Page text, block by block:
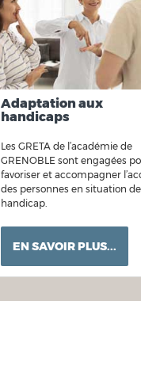
Adaptation aux
handicaps
Les GRETA de l’académie de
GRENOBLE sont engagées
favoriser et accompagner
des personnes en situation de
handicap.
EN SAVOIR PLUS...